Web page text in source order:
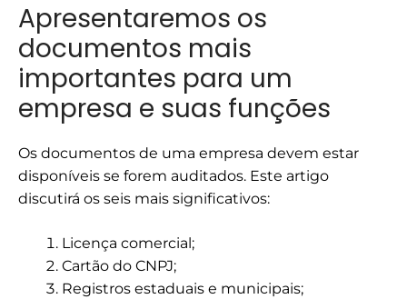
Apresentaremos os
documentos mais
importantes para um
empresa e suas funções
Os documentos de uma empresa devem estar
disponíveis se forem auditados. Este artigo
discutirá os seis mais significativos:
Licença comercial;
Cartão do CNPJ;
Registros estaduais e municipais;